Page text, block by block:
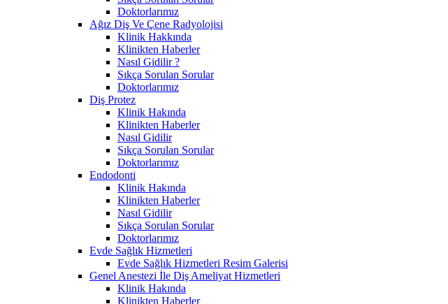
Doktorlarımız
Ağız Diş Ve Çene Radyolojisi
Klinik Hakkında
Klinikten Haberler
Nasıl Gidilir ?
Sıkça Sorulan Sorular
Doktorlarımız
Diş Protez
Klinik Hakında
Klinikten Haberler
Nasıl Gidilir
Sıkça Sorulan Sorular
Doktorlarımız
Endodonti
Klinik Hakında
Klinikten Haberler
Nasıl Gidilir
Sıkça Sorulan Sorular
Doktorlarımız
Evde Sağlık Hizmetleri
Evde Sağlık Hizmetleri Resim Galerisi
Genel Anestezi İle Diş Ameliyat Hizmetleri
Klinik Hakında
Klinikten Haberler